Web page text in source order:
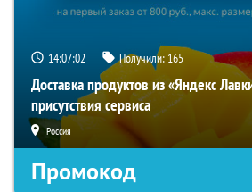
14:07:01 Получили: 165
Доставка продуктов из «Яндекс
присутствия сервиса
Россия
Промокод